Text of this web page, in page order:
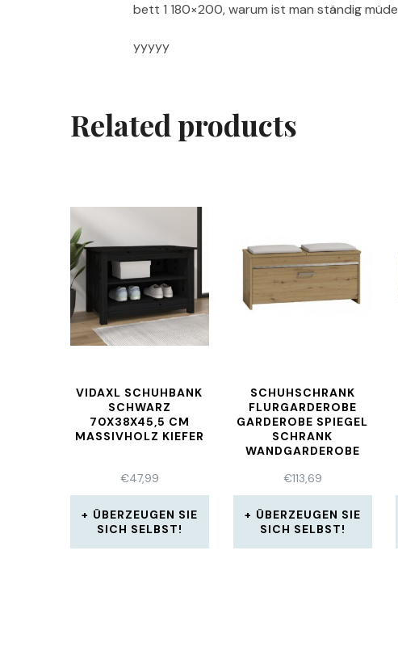
bett 1 180×200, warum ist man ständig müde
yyyyy
Related products
VIDAXL SCHUHBANK
SCHWARZ
70X38X45,5 CM
MASSIVHOLZ KIEFER
€47,99
ÜBERZEUGEN SIE
SICH SELBST!
SCHUHSCHRANK
FLURGARDEROBE
GARDEROBE SPIEGEL
SCHRANK
WANDGARDEROBE
€113,69
ÜBERZEUGEN SIE
SICH SELBST!